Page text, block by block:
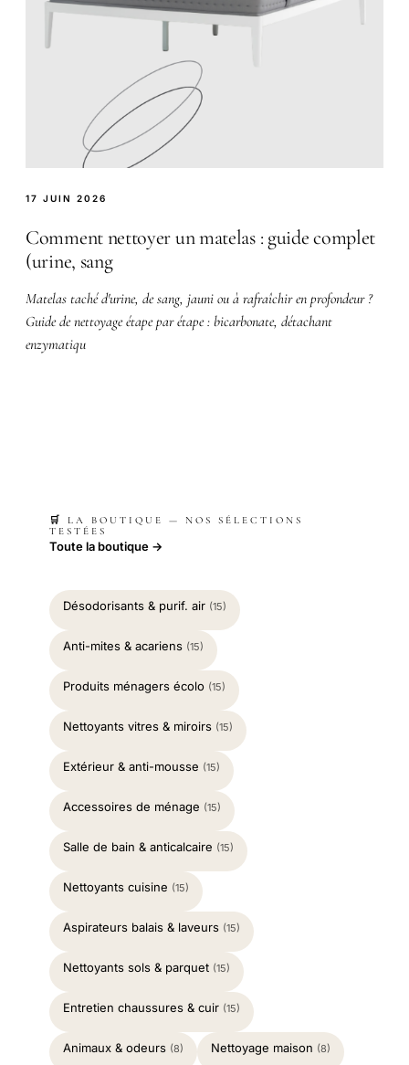
17 JUIN 2026
Comment nettoyer un matelas : guide complet
(urine, sang
Matelas taché d'urine, de sang, jauni ou à rafraîchir en profondeur ?
Guide de nettoyage étape par étape : bicarbonate, détachant
enzymatiqu
🛒 LA BOUTIQUE — NOS SÉLECTIONS
TESTÉES
Toute la boutique →
Désodorisants & purif. air (15)
Anti-mites & acariens (15)
Produits ménagers écolo (15)
Nettoyants vitres & miroirs (15)
Extérieur & anti-mousse (15)
Accessoires de ménage (15)
Salle de bain & anticalcaire (15)
Nettoyants cuisine (15)
Aspirateurs balais & laveurs (15)
Nettoyants sols & parquet (15)
Entretien chaussures & cuir (15)
Animaux & odeurs (8) Nettoyage maison (8)